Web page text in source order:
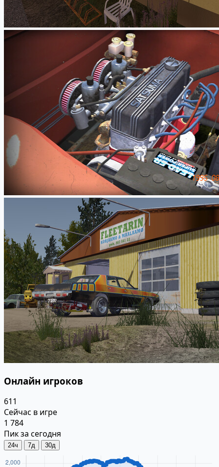
Онлайн игроков
611
Сейчас в игре
1 784
Пик за сегодня
24ч 7д 30д